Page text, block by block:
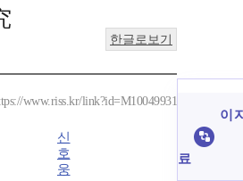
한글로보기
www.riss.kr/link?id=M10049931
신
호
웅
이
료